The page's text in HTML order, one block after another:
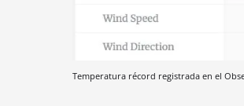
Temperatura récord registrada en el